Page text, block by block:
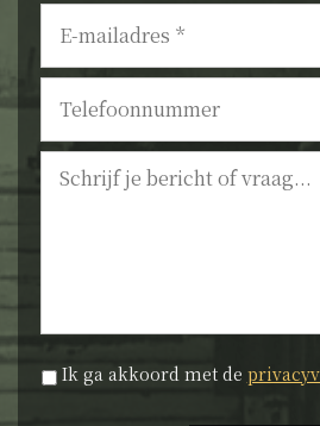
E-
mailadres *
Telefoonnummer
Bericht
Privacyverklaring *
Ik ga akkoord met de